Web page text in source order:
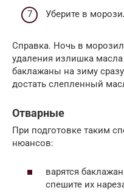
Уберите в
Справка. Ночь в
удаления излишка
баклажаны на зиму
достать слепленный
Отварные
При подготовке таким
нюансов:
варятся
спешите их